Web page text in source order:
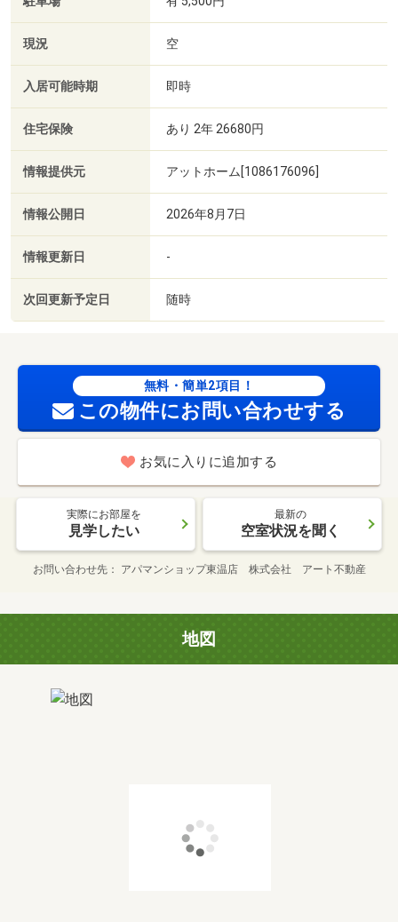
現況 空
入居可能時期 即時
住宅保険 あり 2年 26680円
情報提供元 アットホーム[1086176096]
情報公開日 2026年8月7日
情報更新日 -
次回更新予定日 随時
無料・簡単2項目！
この物件にお問い合わせする
お気に入りに追加する
実際にお部屋を
見学したい
最新の
空室状況を聞く
お問い合わせ先 アパマンショップ東温店 株式会社 アート不動産
地図